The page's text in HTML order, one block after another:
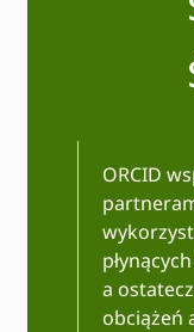
ORCID
a
obciążeń